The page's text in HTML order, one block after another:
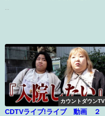
カウントダウンTV
CDTVライブ!ライブ 動画 ２